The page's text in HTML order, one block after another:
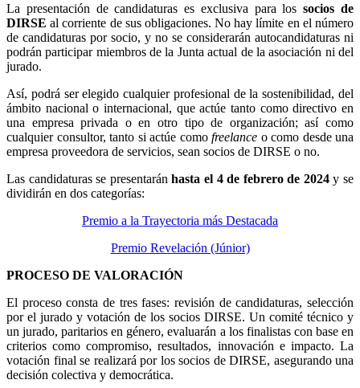
La presentación de candidaturas es exclusiva para lossocios de
DIRSE al corriente de sus obligaciones. No hay límite en el número
de candidaturas por socio, y no se considerarán autocandidaturas ni
podrán participar miembros de la Junta actual de la asociación ni del
jurado.
Así, podrá ser elegido cualquier profesional de la sostenibilidad, del
ámbito nacional o internacional, que actúe tanto como directivo en
una empresa privada o en otro tipo de organización; así como
cualquier consultor, tanto si actúe como freelance o como desde una
empresa proveedora de servicios, sean socios de DIRSE o no.
Las candidaturas se presentaránhasta el 4 de febrero de 2024y se
dividirán en dos categorías:
Premio a la Trayectoria más Destacada
Premio Revelación (Júnior)
PROCESO DE VALORACIÓN
El proceso consta de tres fases: revisión de candidaturas, selección
por el jurado y votación de los socios DIRSE. Un comité técnico y
un jurado, paritarios en género, evaluarán a los finalistas con base en
criterios como compromiso, resultados, innovación e impacto. La
votación final se realizará por los socios de DIRSE, asegurando una
decisión colectiva y democrática.